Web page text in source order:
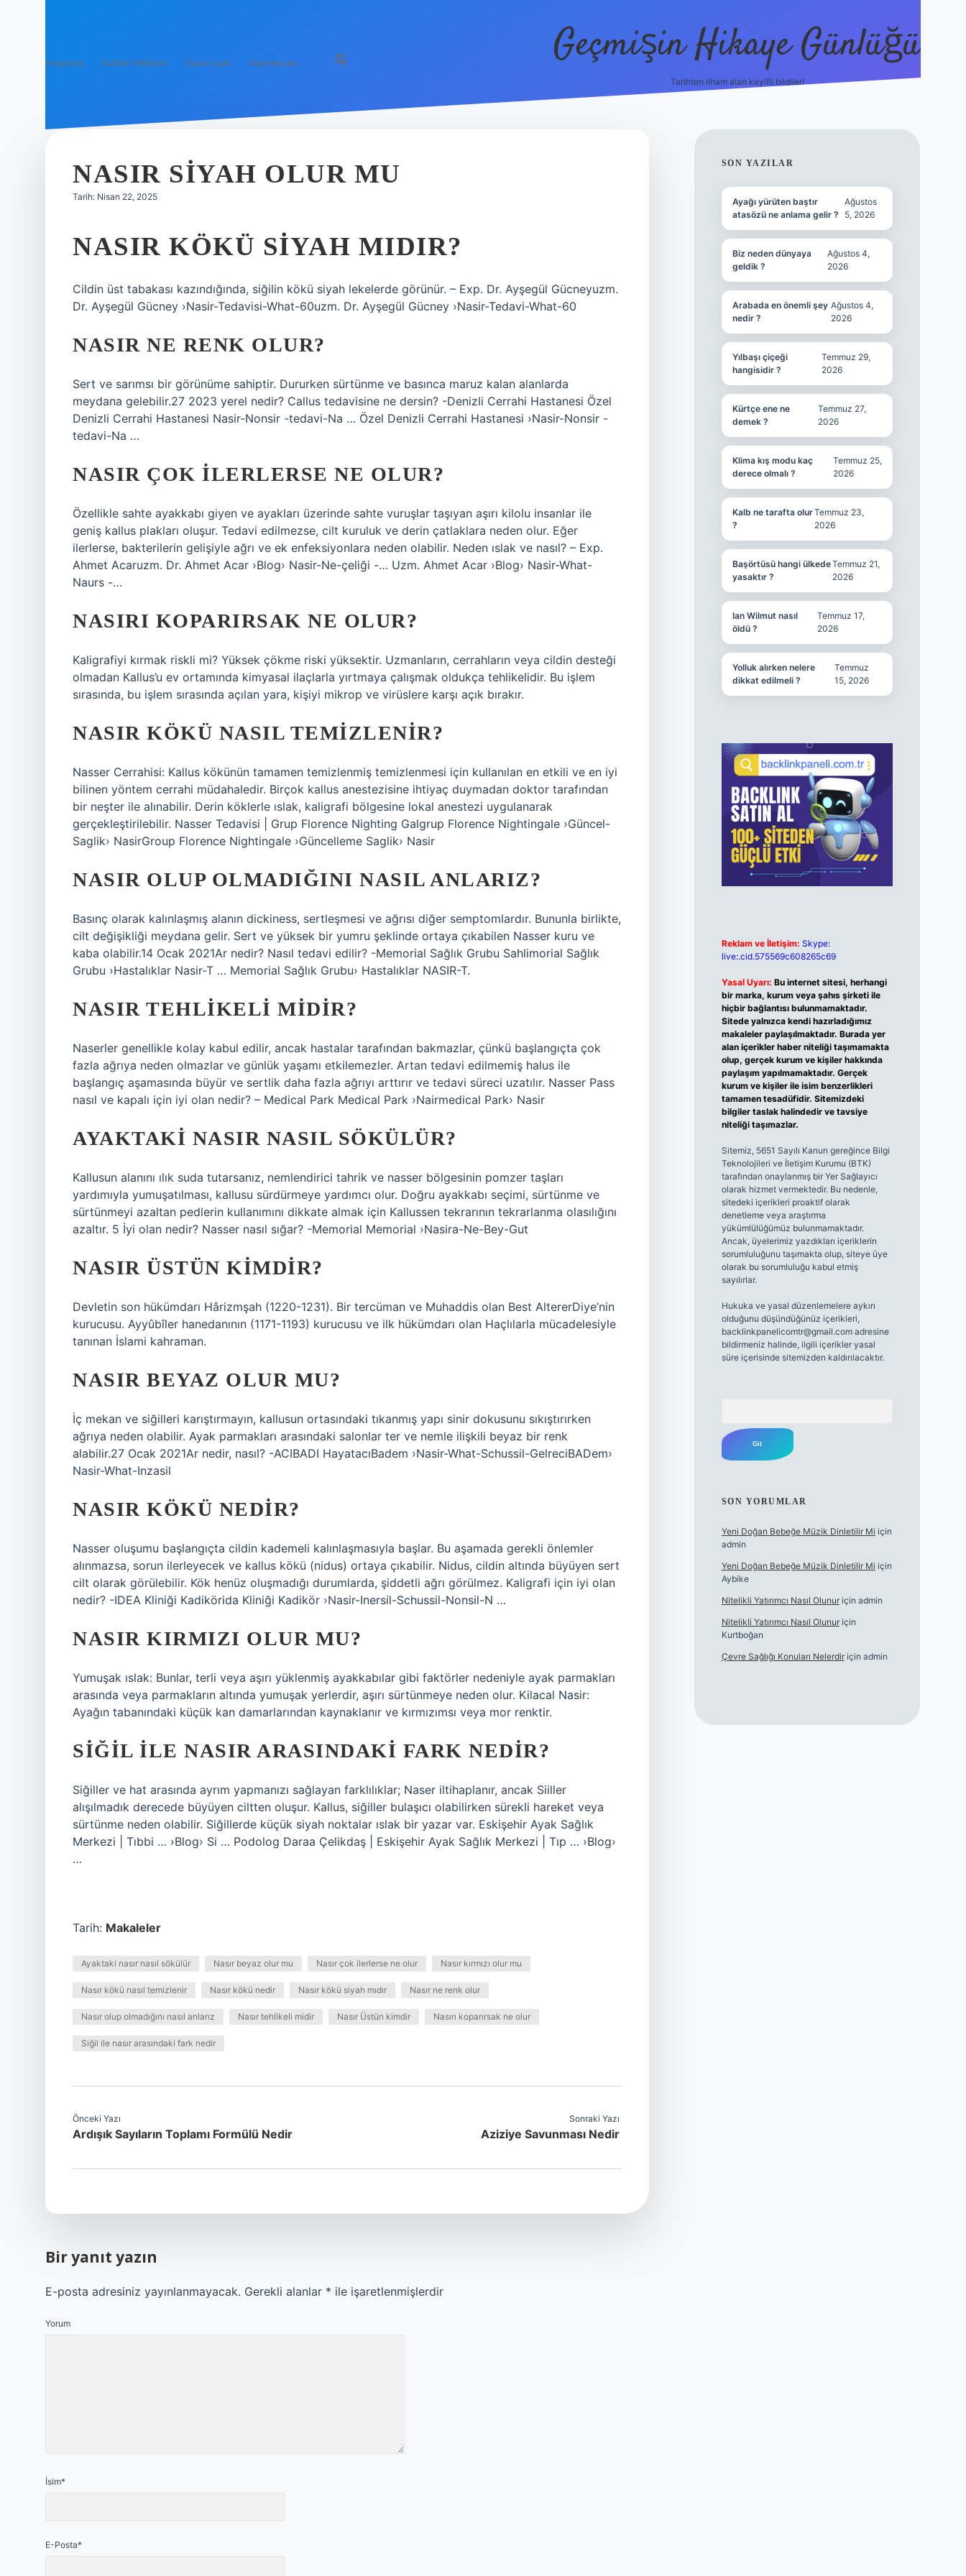
Anasayfa Gizlilik Politikası Yasal Uyarı Hakkımızda Geçmişin Hikaye Günlüğü
Tarihten ilham alan keyifli bilgiler!
NASIR SIYAH OLUR MU
Tarih: Nisan 22, 2025
NASIR KÖKÜ SIYAH MIDIR?
Cildin üst tabakası kazındığında, siğilin kökü siyah lekelerde görünür. – Exp. Dr. Ayşegül Gücneyuzm.
Dr. Ayşegül Gücney ›Nasir-Tedavisi-What-60uzm. Dr. Ayşegül Gücney ›Nasir-Tedavi-What-60
NASIR NE RENK OLUR?
Sert ve sarımsı bir görünüme sahiptir. Dururken sürtünme ve basınca maruz kalan alanlarda
meydana gelebilir.27 2023 yerel nedir? Callus tedavisine ne dersin? -Denizli Cerrahi Hastanesi Özel
Denizli Cerrahi Hastanesi Nasir-Nonsir -tedavi-Na … Özel Denizli Cerrahi Hastanesi ›Nasir-Nonsir -
tedavi-Na …
NASIR ÇOK ILERLERSE NE OLUR?
Özellikle sahte ayakkabı giyen ve ayakları üzerinde sahte vuruşlar taşıyan aşırı kilolu insanlar ile
geniş kallus plakları oluşur. Tedavi edilmezse, cilt kuruluk ve derin çatlaklara neden olur. Eğer
ilerlerse, bakterilerin gelişiyle ağrı ve ek enfeksiyonlara neden olabilir. Neden ıslak ve nasıl? – Exp.
Ahmet Acaruzm. Dr. Ahmet Acar ›Blog› Nasir-Ne-çeliği -… Uzm. Ahmet Acar ›Blog› Nasir-What-
Naurs -…
NASIRI KOPARIRSAK NE OLUR?
Kaligrafiyi kırmak riskli mi? Yüksek çökme riski yüksektir. Uzmanların, cerrahların veya cildin desteği
olmadan Kallus’u ev ortamında kimyasal ilaçlarla yırtmaya çalışmak oldukça tehlikelidir. Bu işlem
sırasında, bu işlem sırasında açılan yara, kişiyi mikrop ve virüslere karşı açık bırakır.
NASIR KÖKÜ NASIL TEMIZLENIR?
Nasser Cerrahisi: Kallus kökünün tamamen temizlenmiş temizlenmesi için kullanılan en etkili ve en iyi
bilinen yöntem cerrahi müdahaledir. Birçok kallus anestezisine ihtiyaç duymadan doktor tarafından
bir neşter ile alınabilir. Derin köklerle ıslak, kaligrafi bölgesine lokal anestezi uygulanarak
gerçekleştirilebilir. Nasser Tedavisi | Grup Florence Nighting Galgrup Florence Nightingale ›Güncel-
Saglik› NasirGroup Florence Nightingale ›Güncelleme Saglik› Nasir
NASIR OLUP OLMADIĞINI NASIL ANLARIZ?
Basınç olarak kalınlaşmış alanın dickiness, sertleşmesi ve ağrısı diğer semptomlardır. Bununla birlikte,
cilt değişikliği meydana gelir. Sert ve yüksek bir yumru şeklinde ortaya çıkabilen Nasser kuru ve
kaba olabilir.14 Ocak 2021Ar nedir? Nasıl tedavi edilir? -Memorial Sağlık Grubu Sahlimorial Sağlık
Grubu ›Hastalıklar Nasir-T … Memorial Sağlık Grubu› Hastalıklar NASIR-T.
NASIR TEHLIKELI MIDIR?
Naserler genellikle kolay kabul edilir, ancak hastalar tarafından bakmazlar, çünkü başlangıçta çok
fazla ağrıya neden olmazlar ve günlük yaşamı etkilemezler. Artan tedavi edilmemiş halus ile
başlangıç ​​aşamasında büyür ve sertlik daha fazla ağrıyı arttırır ve tedavi süreci uzatılır. Nasser Pass
nasıl ve kapalı için iyi olan nedir? – Medical Park Medical Park ›Nairmedical Park› Nasir
AYAKTAKI NASIR NASIL SÖKÜLÜR?
Kallusun alanını ılık suda tutarsanız, nemlendirici tahrik ve nasser bölgesinin pomzer taşları
yardımıyla yumuşatılması, kallusu sürdürmeye yardımcı olur. Doğru ayakkabı seçimi, sürtünme ve
sürtünmeyi azaltan pedlerin kullanımını dikkate almak için Kallussen tekrarının tekrarlanma olasılığını
azaltır. 5 İyi olan nedir? Nasser nasıl sığar? -Memorial Memorial ›Nasira-Ne-Bey-Gut
NASIR ÜSTÜN KIMDIR?
Devletin son hükümdarı Hârizmşah (1220-1231). Bir tercüman ve Muhaddis olan Best AltererDiye’nin
kurucusu. Ayyûbîler hanedanının (1171-1193) kurucusu ve ilk hükümdarı olan Haçlılarla mücadelesiyle
tanınan İslami kahraman.
NASIR BEYAZ OLUR MU?
İç mekan ve siğilleri karıştırmayın, kallusun ortasındaki tıkanmış yapı sinir dokusunu sıkıştırırken
ağrıya neden olabilir. Ayak parmakları arasındaki salonlar ter ve nemle ilişkili beyaz bir renk
alabilir.27 Ocak 2021Ar nedir, nasıl? -ACIBADI HayatacıBadem ›Nasir-What-Schussil-GelreciBADem›
Nasir-What-Inzasil
NASIR KÖKÜ NEDIR?
Nasser oluşumu başlangıçta cildin kademeli kalınlaşmasıyla başlar. Bu aşamada gerekli önlemler
alınmazsa, sorun ilerleyecek ve kallus kökü (nidus) ortaya çıkabilir. Nidus, cildin altında büyüyen sert
cilt olarak görülebilir. Kök henüz oluşmadığı durumlarda, şiddetli ağrı görülmez. Kaligrafi için iyi olan
nedir? -IDEA Kliniği Kadikörida Kliniği Kadikör ›Nasir-Inersil-Schussil-Nonsil-N …
NASIR KIRMIZI OLUR MU?
Yumuşak ıslak: Bunlar, terli veya aşırı yüklenmiş ayakkabılar gibi faktörler nedeniyle ayak parmakları
arasında veya parmakların altında yumuşak yerlerdir, aşırı sürtünmeye neden olur. Kilacal Nasir:
Ayağın tabanındaki küçük kan damarlarından kaynaklanır ve kırmızımsı veya mor renktir.
SIĞIL ILE NASIR ARASINDAKI FARK NEDIR?
Siğiller ve hat arasında ayrım yapmanızı sağlayan farklılıklar; Naser iltihaplanır, ancak Siiller
alışılmadık derecede büyüyen ciltten oluşur. Kallus, siğiller bulaşıcı olabilirken sürekli hareket veya
sürtünme neden olabilir. Siğillerde küçük siyah noktalar ıslak bir yazar var. Eskişehir Ayak Sağlık
Merkezi | Tıbbi … ›Blog› Si … Podolog Daraa Çelikdaş | Eskişehir Ayak Sağlık Merkezi | Tıp … ›Blog›
…
Tarih: Makaleler
Ayaktaki nasır nasıl sökülür Nasır beyaz olur mu Nasır çok ilerlerse ne olur Nasır kırmızı olur mu
Nasır kökü nasıl temizlenir Nasır kökü nedir Nasır kökü siyah mıdır Nasır ne renk olur
Nasır olup olmadığını nasıl anlarız Nasır tehlikeli midir Nasır Üstün kimdir Nasırı koparırsak ne olur
Siğil ile nasır arasındaki fark nedir
Önceki Yazı
Ardışık Sayıların Toplamı Formülü Nedir
Sonraki Yazı
Aziziye Savunması Nedir
Bir yanıt yazın
E-posta adresiniz yayınlanmayacak. Gerekli alanlar * ile işaretlenmişlerdir
Yorum
İsim*
E-Posta*
SIDEBAR
SON YAZILAR
Ayağı yürüten baştır
atasözü ne anlama gelir ?
Ağustos
5, 2026
Biz neden dünyaya
geldik ?
Ağustos 4,
2026
Arabada en önemli şey
nedir ?
Ağustos 4,
2026
Yılbaşı çiçeği
hangisidir ?
Temmuz 29,
2026
Kürtçe ene ne
demek ?
Temmuz 27,
2026
Klima kış modu kaç
derece olmalı ?
Temmuz 25,
2026
Kalb ne tarafta olur
?
Temmuz 23,
2026
Başörtüsü hangi ülkede
yasaktır ?
Temmuz 21,
2026
Ian Wilmut nasıl
öldü ?
Temmuz 17,
2026
Yolluk alırken nelere
dikkat edilmeli ?
Temmuz
15, 2026
Reklam ve İletişim: Skype:
live:.cid.575569c608265c69
Yasal Uyarı: Bu internet sitesi, herhangi
bir marka, kurum veya şahıs şirketi ile
hiçbir bağlantısı bulunmamaktadır.
Sitede yalnızca kendi hazırladığımız
makaleler paylaşılmaktadır. Burada yer
alan içerikler haber niteliği taşımamakta
olup, gerçek kurum ve kişiler hakkında
paylaşım yapılmamaktadır. Gerçek
kurum ve kişiler ile isim benzerlikleri
tamamen tesadüfidir. Sitemizdeki
bilgiler taslak halindedir ve tavsiye
niteliği taşımazlar.
Sitemiz, 5651 Sayılı Kanun gereğince Bilgi
Teknolojileri ve İletişim Kurumu (BTK)
tarafından onaylanmış bir Yer Sağlayıcı
olarak hizmet vermektedir. Bu nedenle,
sitedeki içerikleri proaktif olarak
denetleme veya araştırma
yükümlülüğümüz bulunmamaktadır.
Ancak, üyelerimiz yazdıkları içeriklerin
sorumluluğunu taşımakta olup, siteye üye
olarak bu sorumluluğu kabul etmiş
sayılırlar.
Hukuka ve yasal düzenlemelere aykırı
olduğunu düşündüğünüz içerikleri,
backlinkpanelicomtr@gmail.comadresine
bildirmeniz halinde, ilgili içerikler yasal
süre içerisinde sitemizden kaldırılacaktır.
SON YORUMLAR
Yeni Doğan Bebeğe Müzik Dinletilir Mi için
admin
Yeni Doğan Bebeğe Müzik Dinletilir Mi için
Aybike
Nitelikli Yatırımcı Nasıl Olunuriçin admin
Nitelikli Yatırımcı Nasıl Olunuriçin
Kurtboğan
Çevre Sağlığı Konuları Nelerdiriçin admin
betbox giriş